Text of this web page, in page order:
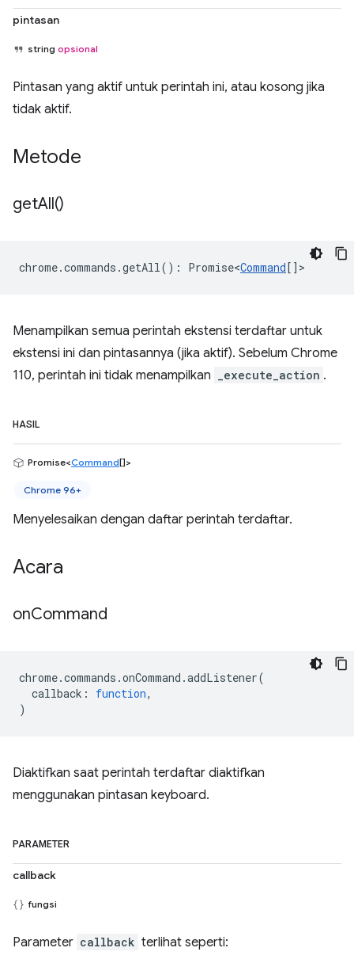
pintasan
string opsional
Pintasan yang aktif untuk perintah ini, atau kosong jika
tidak aktif.
Metode
getAll()
chrome.commands .getAll() : Promise<Command[] >
Menampilkan semua perintah ekstensi terdaftar untuk
ekstensi ini dan pintasannya (jika aktif). Sebelum Chrome
110, perintah ini tidak menampilkan
_execute_action .
HASIL
Promise<Command[]>
Chrome 96+
Menyelesaikan dengan daftar perintah terdaftar.
Acara
onCommand
chrome.commands .onCommand .addListener(
callback : function,
)
Diaktifkan saat perintah terdaftar diaktifkan
menggunakan pintasan keyboard.
PARAMETER
callback
fungsi
Parameter callback terlihat seperti: